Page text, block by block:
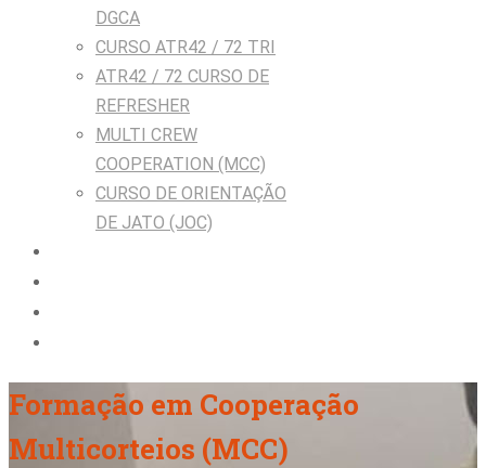
DGCA
CURSO ATR42 / 72 TRI
ATR42 / 72 CURSO DE
REFRESHER
MULTI CREW
COOPERATION (MCC)
CURSO DE ORIENTAÇÃO
DE JATO (JOC)
Formação em Cooperação
Multicorteios (MCC)